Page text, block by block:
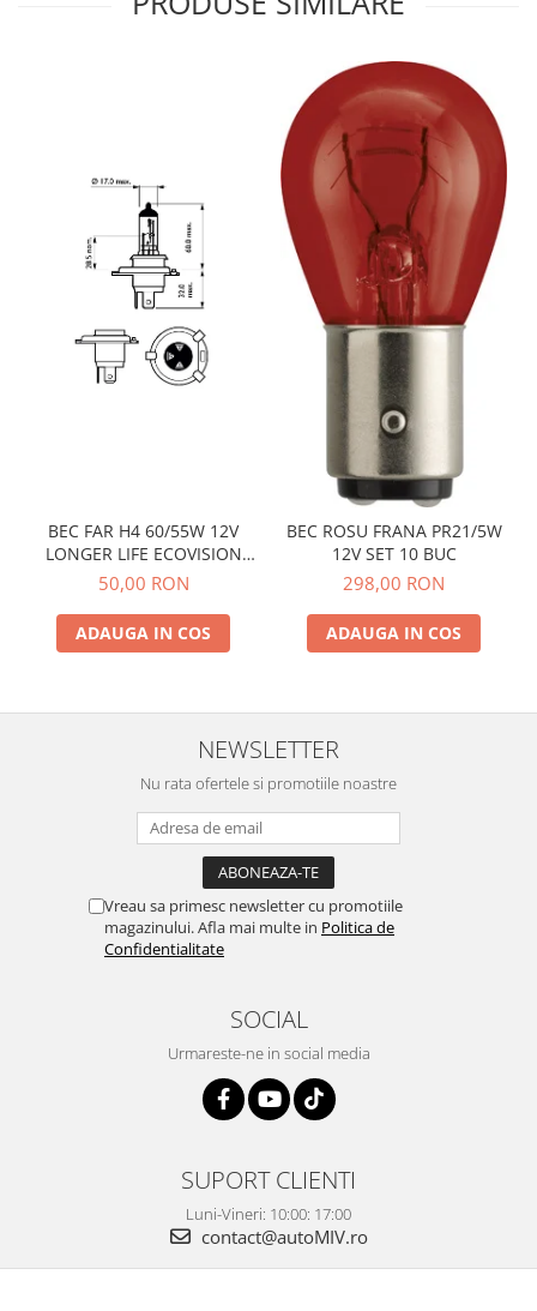
BEC FAR H4 60/55W 12V
LONGER LIFE ECOVISION
PHILIPS
50,00 RON
ADAUGA IN COS
BEC ROSU FRANA PR21/5W
12V SET 10 BUC
298,00 RON
ADAUGA IN COS
NEWSLETTER
Nu rata ofertele si promotiile noastre
Vreau sa primesc newsletter cu promotiile
magazinului. Afla mai multe in Politica de
Confidentialitate
SOCIAL
Urmareste-ne in social media
SUPORT CLIENTI
Luni-Vineri: 10:00: 17:00
contact@autoMIV.ro